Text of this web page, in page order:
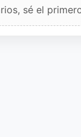
sé el